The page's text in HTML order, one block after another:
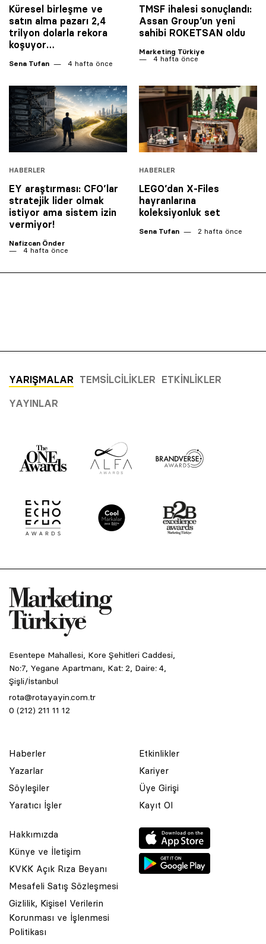
Küresel birleşme ve
satın alma pazarı 2,4
trilyon dolarla rekora
koşuyor…
Sena Tufan 4 hafta önce
TMSF ihalesi sonuçlandı:
Assan Group’un yeni
sahibi ROKETSAN oldu
Marketing Türkiye
4 hafta önce
HABERLER
EY araştırması: CFO’lar
stratejik lider olmak
istiyor ama sistem izin
vermiyor!
Nafizcan Önder
4 hafta önce
HABERLER
LEGO’dan X-Files
hayranlarına
koleksiyonluk set
Sena Tufan 2 hafta önce
YARIŞMALAR TEMSILCILIKLER ETKINLIKLER
YAYINLAR
Esentepe Mahallesi, Kore Şehitleri Caddesi,
No:7, Yegane Apartmanı, Kat: 2, Daire: 4,
Şişli/İstanbul
rota@rotayayin.com.tr
0 (212) 211 11 12
Haberler
Yazarlar
Söyleşiler
Yaratıcı İşler
Etkinlikler
Kariyer
Üye Girişi
Kayıt Ol
Hakkımızda
Künye ve İletişim
KVKK Açık Rıza Beyanı
Mesafeli Satış Sözleşmesi
Gizlilik, Kişisel Verilerin
Korunması ve İşlenmesi
Politikası
© 2001 Rota Yayın Yapım Tanıtım Tic. Ltd. Şti. Bu Sitede Bulunan